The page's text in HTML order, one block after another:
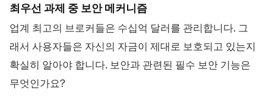
최우선 과제 중 보안 메커니즘
업계 최고의 브로커들은 수십억 달러를 관리합니다. 그
래서 사용자들은 자신의 자금이 제대로 보호되고 있는지
확실히 알아야 합니다. 보안과 관련된 필수 보안 기능은
무엇인가요?